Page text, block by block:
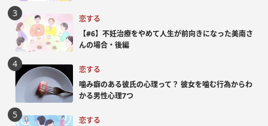
恋する
【#6】不妊治療をやめて人生が前向きになった美南さ
んの場合・後編
恋する
噛み癖のある彼氏の心理って？ 彼女を噛む行為からわ
かる男性心理7つ
恋する